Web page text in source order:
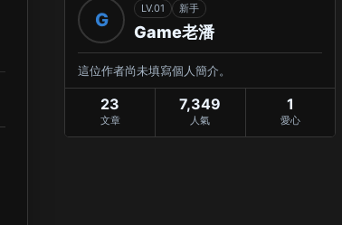
G
LV.01 新手
Game老潘
這位作者尚未填寫個人簡介。
23
文章
7,349
人氣
1
愛心